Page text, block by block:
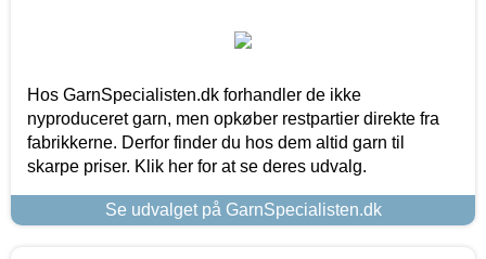
Hos GarnSpecialisten.dk forhandler de ikke
nyproduceret garn, men opkøber restpartier direkte fra
fabrikkerne. Derfor finder du hos dem altid garn til
skarpe priser. Klik her for at se deres udvalg.
Se udvalget på GarnSpecialisten.dk